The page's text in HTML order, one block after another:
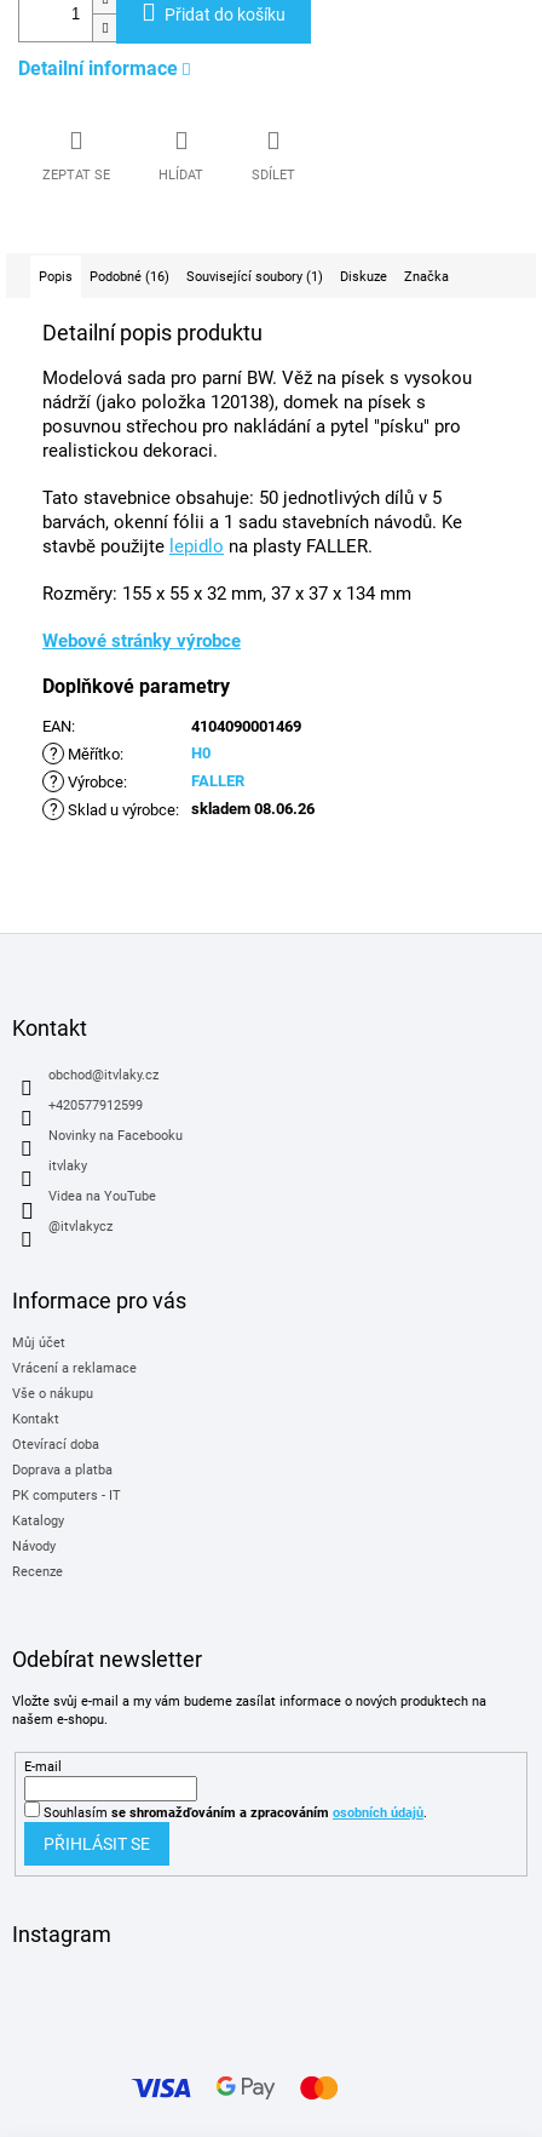
Přidat do košíku
Detailní informace
ZEPTAT SE HLÍDAT SDÍLET
Popis Podobné (16) Související soubory (1) Diskuze Značka
Detailní popis produktu
Modelová sada pro parní BW. Věž na písek s vysokou
nádrží (jako položka 120138), domek na písek s
posuvnou střechou pro nakládání a pytel "písku" pro
realistickou dekoraci.
Tato stavebnice obsahuje: 50 jednotlivých dílů v 5
barvách, okenní fólii a 1 sadu stavebních návodů. Ke
stavbě použijte lepidlo na plasty FALLER.
Rozměry: 155 x 55 x 32 mm, 37 x 37 x 134 mm
Webové stránky výrobce
Doplňkové parametry
EAN: 4104090001469
? Měřítko: H0
? Výrobce: FALLER
? Sklad u výrobce: skladem 08.06.26
Kontakt
obchod@itvlaky.cz
+420577912599
Novinky na Facebooku
itvlaky
Videa na YouTube
@itvlakycz
Informace pro vás
Můj účet
Vrácení a reklamace
Vše o nákupu
Kontakt
Otevírací doba
Doprava a platba
PK computers - IT
Katalogy
Návody
Recenze
Odebírat newsletter
Vložte svůj e-mail a my vám budeme zasílat informace o nových produktech na
našem e-shopu.
E-mail
Souhlasím se shromažďováním a zpracováním osobních údajů.
PŘIHLÁSIT SE
Instagram